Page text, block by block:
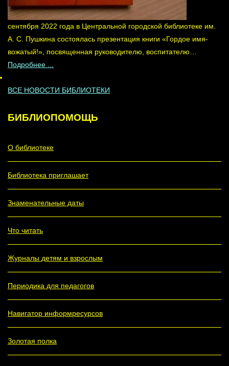
сентября 2022 года в Центральной городской библиотеке им.
А. С. Пушкина состоялась презентация книги «Гордое имя-
вожатый!», посвященная руководителю, воспитателю…
Подробнее ...
ВСЕ НОВОСТИ БИБЛИОТЕКИ
БИБЛИОПОМОЩЬ
О библиотеке
Библиотека приглашает
Знаменательные даты
Что читать
Журналы детям и взрослым
Периодика для педагогов
Навигатор информресурсов
Золотая полка